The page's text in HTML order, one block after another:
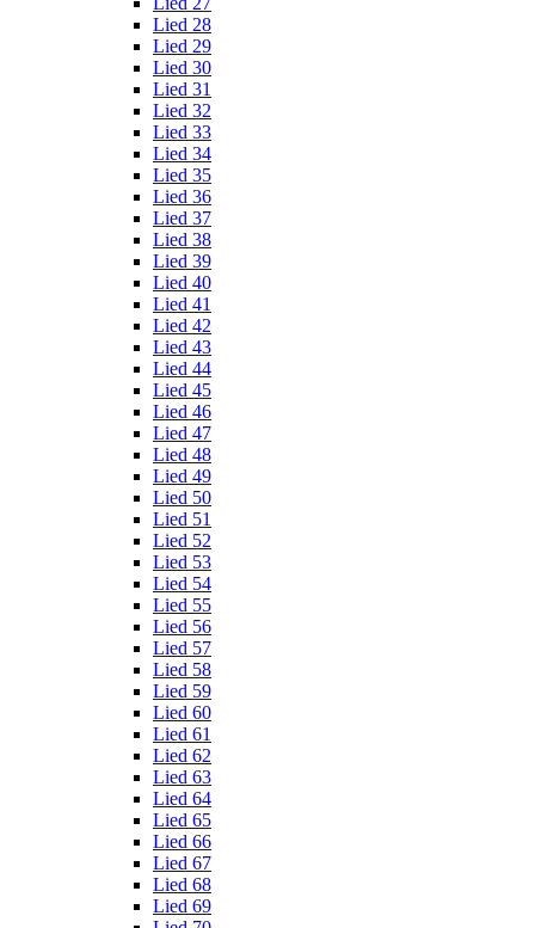
Lied 28
Lied 29
Lied 30
Lied 31
Lied 32
Lied 33
Lied 34
Lied 35
Lied 36
Lied 37
Lied 38
Lied 39
Lied 40
Lied 41
Lied 42
Lied 43
Lied 44
Lied 45
Lied 46
Lied 47
Lied 48
Lied 49
Lied 50
Lied 51
Lied 52
Lied 53
Lied 54
Lied 55
Lied 56
Lied 57
Lied 58
Lied 59
Lied 60
Lied 61
Lied 62
Lied 63
Lied 64
Lied 65
Lied 66
Lied 67
Lied 68
Lied 69